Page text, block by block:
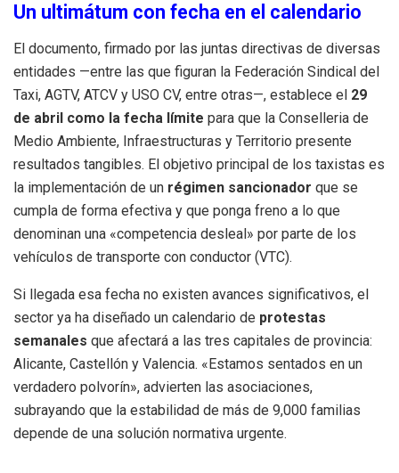
Un ultimátum con fecha en el calendario
El documento, firmado por las juntas directivas de diversas
entidades —entre las que figuran la Federación Sindical del
Taxi, AGTV, ATCV y USO CV, entre otras—, establece el 29
de abril como la fecha límite para que la Conselleria de
Medio Ambiente, Infraestructuras y Territorio presente
resultados tangibles. El objetivo principal de los taxistas es
la implementación de un régimen sancionador que se
cumpla de forma efectiva y que ponga freno a lo que
denominan una «competencia desleal» por parte de los
vehículos de transporte con conductor (VTC).
Si llegada esa fecha no existen avances significativos, el
sector ya ha diseñado un calendario de protestas
semanales que afectará a las tres capitales de provincia:
Alicante, Castellón y Valencia. «Estamos sentados en un
verdadero polvorín», advierten las asociaciones,
subrayando que la estabilidad de más de 9,000 familias
depende de una solución normativa urgente.